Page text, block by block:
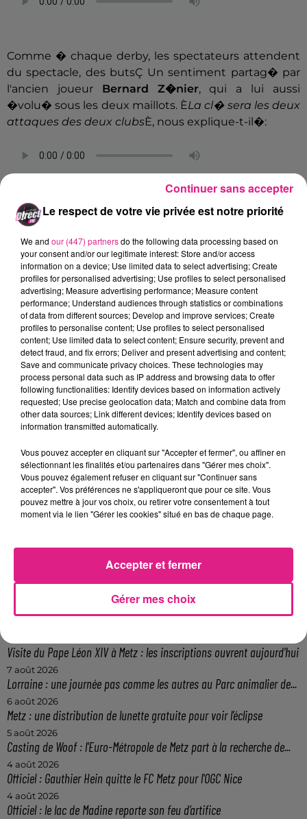
Comme � chaque derby, les spectateurs attendent
du spectacle, des butsÇ Un sentiment partag� par
l'ancien joueur Bernard Z�nier, qui a lui aussi
�volu� sous les deux maillots. ÈLa cl� sera les deux
attaques des deux clubsÈ, nous explique-t-il�:
Malheureusement, cette saison encore, les
supporters ne pourront pas profiter pleinement de la
f�te. Les supporters messins sont interdits de stade
� Nancy, suite � un arr�t� pris par le pr�fet de la
Meurthe-et-Moselle. Les supporters du FC Metz
auront donc le choix entre regarder le match chez
eux, dans un bar ou au stade St Symphorien o� le
match sera retransmis sur �cran g�ant. Plus de 1000
personnes sont d'ailleurs attendues au stade. Pour
Fr�d�ric Biancalini, ancien joueur pass� par Metz
et Nancy, la f�te sera moins belle�:
Nous avons par ailleurs demand� � nos consultants
d'un jour leurs pronostiques pour ce derby. Albert
Cartier�parie sur une victoire du FC Metz, 2-1. M�me
score pour Fr�d�ric Biancalani, qui parie en
mercredi, aux alentours de 21h.
Eurométropole de Metz : attention à cette arnaque lors de visite à...
Visite du Pape Léon XIV à Metz : les inscriptions ouvrent aujourd’hui
7 août 2026
Lorraine : une journée pas comme les autres au Parc animalier de...
6 août 2026
Metz : une distribution de lunette gratuite pour voir l’éclipse
5 août 2026
Casting de Woof : l'Euro-Métropole de Metz part à la recherche de...
4 août 2026
Officiel : Gauthier Hein quitte le FC Metz pour l'OGC Nice
4 août 2026
Officiel : le lac de Madine reporte son feu d’artifice
Le respect de votre vie privée est notre priorité
We and our (447) partnersdo the following data processing based on
your consent and/or our legitimate interest: Store and/or access
information on a device; Use limited data to select advertising; Create
profiles for personalised advertising; Use profiles to select personalised
advertising; Measure advertising performance; Measure content
performance; Understand audiences through statistics or combinations
of data from different sources; Develop and improve services; Create
profiles to personalise content; Use profiles to select personalised
content; Use limited data to select content; Ensure security, prevent and
detect fraud, and fix errors; Deliver and present advertising and content;
Save and communicate privacy choices. These technologies may
process personal data such as IP address and browsing data to offer
following functionalities: Identify devices based on information actively
requested; Use precise geolocation data; Match and combine data from
other data sources; Link different devices; Identify devices based on
information transmitted automatically.
Vous pouvez accepter en cliquant sur "Accepter et fermer", ou affiner en
sélectionnant les finalités et/ou partenaires dans "Gérer mes choix".
Vous pouvez également refuser en cliquant sur "Continuer sans
accepter". Vos préférences ne s'appliqueront que pour ce site. Vous
pouvez mettre à jour vos choix, ou retirer votre consentement à tout
moment via le lien "Gérer les cookies" situé en bas de chaque page.
Gérer mes choix
Accepter et fermer
Continuer sans accepter